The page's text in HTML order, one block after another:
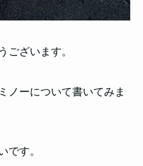
ございます。
ノーについて書いてみま
です。